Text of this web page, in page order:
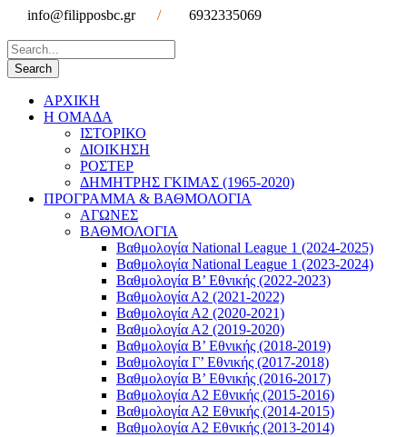
info@filipposbc.gr / 6932335069
ΑΡΧΙΚΗ
Η ΟΜΑΔΑ
ΙΣΤΟΡΙΚΟ
ΔΙΟΙΚΗΣΗ
ΡΟΣΤΕΡ
ΔΗΜΗΤΡΗΣ ΓΚΙΜΑΣ (1965-2020)
ΠΡΟΓΡΑΜΜΑ & ΒΑΘΜΟΛΟΓΙΑ
ΑΓΩΝΕΣ
ΒΑΘΜΟΛΟΓΙΑ
Βαθμολογία National League 1 (2024-2025)
Βαθμολογία National League 1 (2023-2024)
Βαθμολογία Β’ Εθνικής (2022-2023)
Βαθμολογία Α2 (2021-2022)
Βαθμολογία Α2 (2020-2021)
Βαθμολογία Α2 (2019-2020)
Βαθμολογία B’ Εθνικής (2018-2019)
Βαθμολογία Γ’ Εθνικής (2017-2018)
Βαθμολογία Β’ Εθνικής (2016-2017)
Βαθμολογία Α2 Εθνικής (2015-2016)
Βαθμολογία Α2 Εθνικής (2014-2015)
Βαθμολογία Α2 Εθνικής (2013-2014)